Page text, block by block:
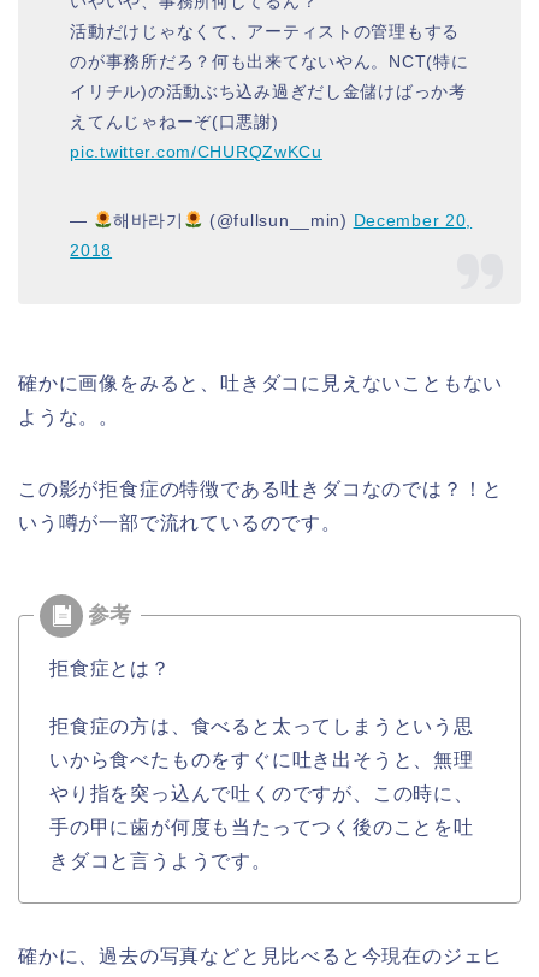
活動だけじゃなくて、アーティストの管理もする
のが事務所だろ？何も出来てないやん。NCT(特に
イリチル)の活動ぶち込み過ぎだし金儲けばっか考
えてんじゃねーぞ(口悪謝)
pic.twitter.com/CHURQZwKCu
— 해바라기 (@fullsun__min) December 20,
2018
確かに画像をみると、吐きダコに見えないこともない
ような。。
この影が拒食症の特徴である吐きダコなのでは？！と
いう噂が一部で流れているのです。
拒食症とは？
拒食症の方は、食べると太ってしまうという思
いから食べたものをすぐに吐き出そうと、無理
やり指を突っ込んで吐くのですが、この時に、
手の甲に歯が何度も当たってつく後のことを吐
きダコと言うようです。
確かに、過去の写真などと見比べると今現在のジェヒ